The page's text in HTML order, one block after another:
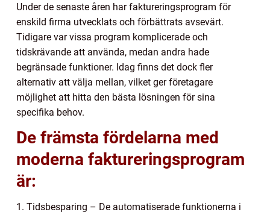
Under de senaste åren har faktureringsprogram för
enskild firma utvecklats och förbättrats avsevärt.
Tidigare var vissa program komplicerade och
tidskrävande att använda, medan andra hade
begränsade funktioner. Idag finns det dock fler
alternativ att välja mellan, vilket ger företagare
möjlighet att hitta den bästa lösningen för sina
specifika behov.
De främsta fördelarna med
moderna faktureringsprogram
är:
1. Tidsbesparing – De automatiserade funktionerna i